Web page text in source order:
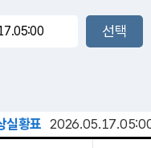
장호원
실황표